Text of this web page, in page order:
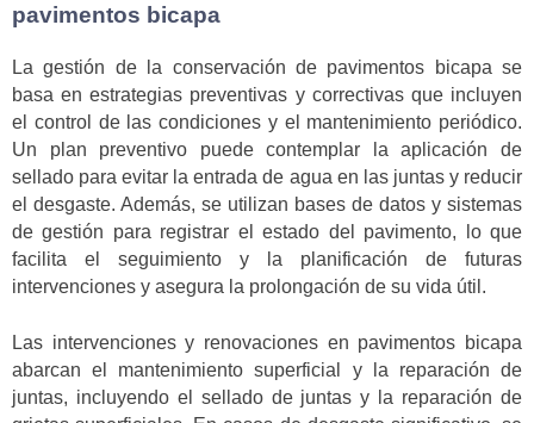
pavimentos bicapa
La gestión de la conservación de pavimentos bicapa se
basa en estrategias preventivas y correctivas que incluyen
el control de las condiciones y el mantenimiento periódico.
Un plan preventivo puede contemplar la aplicación de
sellado para evitar la entrada de agua en las juntas y reducir
el desgaste. Además, se utilizan bases de datos y sistemas
de gestión para registrar el estado del pavimento, lo que
facilita el seguimiento y la planificación de futuras
intervenciones y asegura la prolongación de su vida útil.
Las intervenciones y renovaciones en pavimentos bicapa
abarcan el mantenimiento superficial y la reparación de
juntas, incluyendo el sellado de juntas y la reparación de